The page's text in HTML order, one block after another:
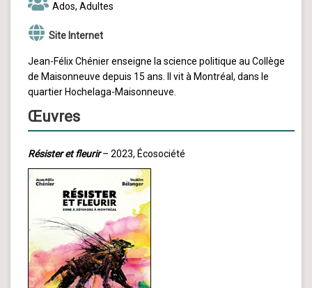
Ados, Adultes
Site Internet
Jean-Félix Chénier enseigne la science politique au Collège
de Maisonneuve depuis 15 ans. Il vit à Montréal, dans le
quartier Hochelaga-Maisonneuve.
Œuvres
Résister et fleurir– 2023, Écosociété